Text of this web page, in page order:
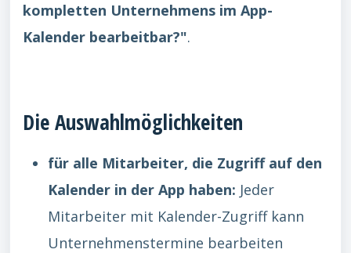
kompletten Unternehmens im App-
Kalender bearbeitbar?".
Die Auswahlmöglichkeiten
für alle Mitarbeiter, die Zugriff auf den
Kalender in der App haben: Jeder
Mitarbeiter mit Kalender-Zugriff kann
Unternehmenstermine bearbeiten